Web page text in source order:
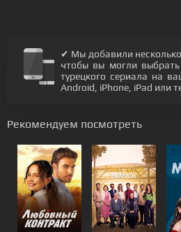
✔ Мы добавили несколько
чтобы вы могли
турецкого сериала на
Android, iPhone, iPad или
Рекомендуем посмотреть